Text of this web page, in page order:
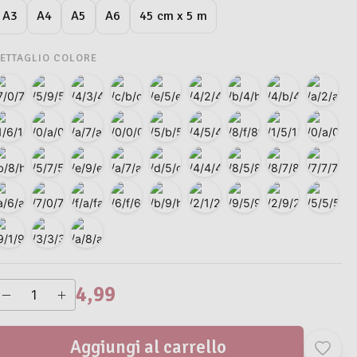
A3 A4 A5 A6 45 cm x 5 m
COLORE
4,99
Aggiungi al carrello